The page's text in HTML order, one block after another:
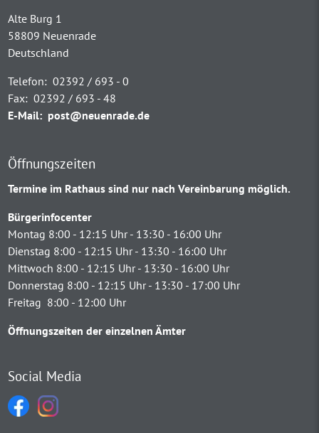
Alte Burg 1
58809 Neuenrade
Deutschland
Telefon: 02392 / 693 - 0
Fax: 02392 / 693 - 48
E-Mail: post@neuenrade.de
Öffnungszeiten
Termine im Rathaus sind nur nach Vereinbarung möglich.
Bürgerinfocenter
Montag 8:00 - 12:15 Uhr - 13:30 - 16:00 Uhr
Dienstag 8:00 - 12:15 Uhr - 13:30 - 16:00 Uhr
Mittwoch 8:00 - 12:15 Uhr - 13:30 - 16:00 Uhr
Donnerstag 8:00 - 12:15 Uhr - 13:30 - 17:00 Uhr
Freitag 8:00 - 12:00 Uhr
Öffnungszeiten der einzelnen Ämter
Social Media